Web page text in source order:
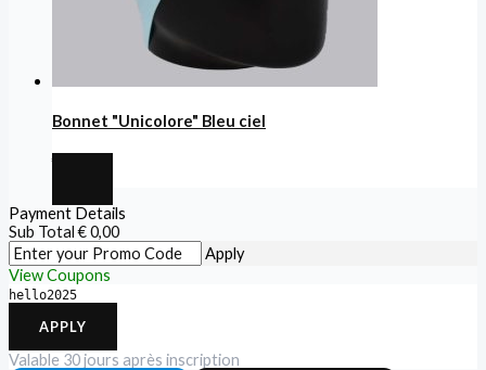
Bonnet "Unicolore" Bleu ciel
Payment Details
Sub Total€0,00
Apply
View Coupons
hello2025
APPLY
Valable 30 jours après inscription